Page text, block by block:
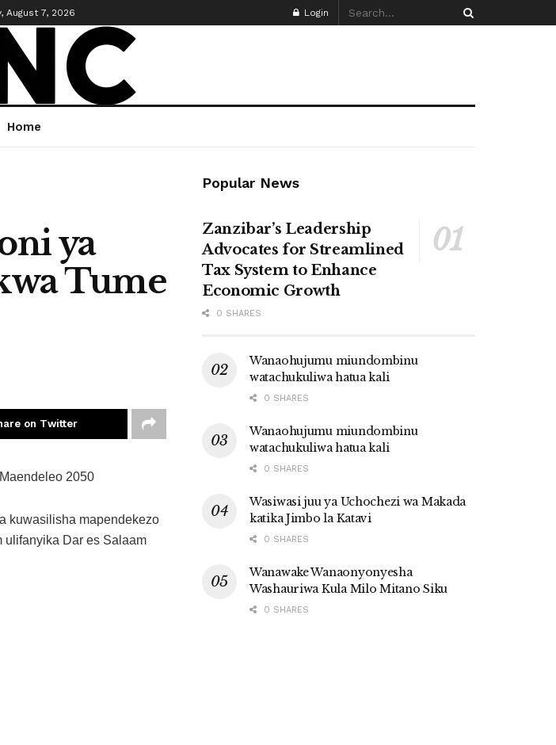
August 7, 2026 Login
Home
ya
Tume
on Twitter
2050
kuwasilisha mapendekezo
ulifanyika Dar es Salaam
Popular News
Zanzibar’s Leadership
Advocates for Streamlined
Tax System to Enhance
Economic Growth
0 SHARES
Wanaohujumu miundombinu
watachukuliwa hatua kali
0 SHARES
Wanaohujumu miundombinu
watachukuliwa hatua kali
0 SHARES
Wasiwasi juu ya Uchochezi wa Makada
katika Jimbo la Katavi
0 SHARES
Wanawake Wanaonyonyesha
Washauriwa Kula Milo Mitano Siku
0 SHARES